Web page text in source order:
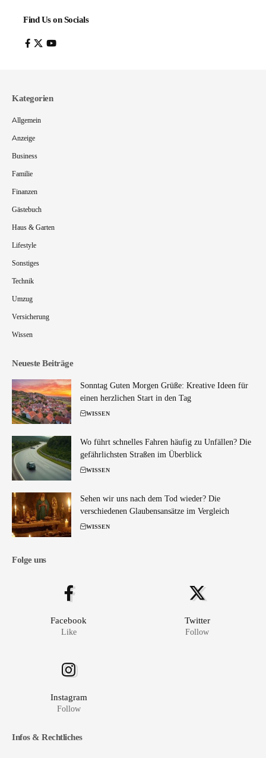
Find Us on Socials
Kategorien
Allgemein
Anzeige
Business
Familie
Finanzen
Gästebuch
Haus & Garten
Lifestyle
Sonstiges
Technik
Umzug
Versicherung
Wissen
Neueste Beiträge
Sonntag Guten Morgen Grüße: Kreative Ideen für
einen herzlichen Start in den Tag
WISSEN
Wo führt schnelles Fahren häufig zu Unfällen? Die
gefährlichsten Straßen im Überblick
WISSEN
Sehen wir uns nach dem Tod wieder? Die
verschiedenen Glaubensansätze im Vergleich
WISSEN
Folge uns
Facebook
Like
Twitter
Follow
Instagram
Follow
Infos & Rechtliches